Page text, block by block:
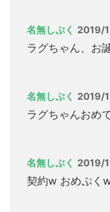
名無しぷく 2019/
ラグちゃん、お
名無しぷく 2019/
ラグちゃんおめ
名無しぷく 2019/
契約w おめぷく